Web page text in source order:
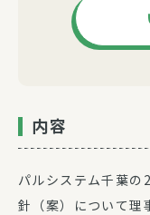
内容
パルシステム千葉
針（案）について理